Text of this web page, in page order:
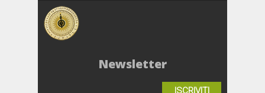
Newsletter
ISCRIVITI